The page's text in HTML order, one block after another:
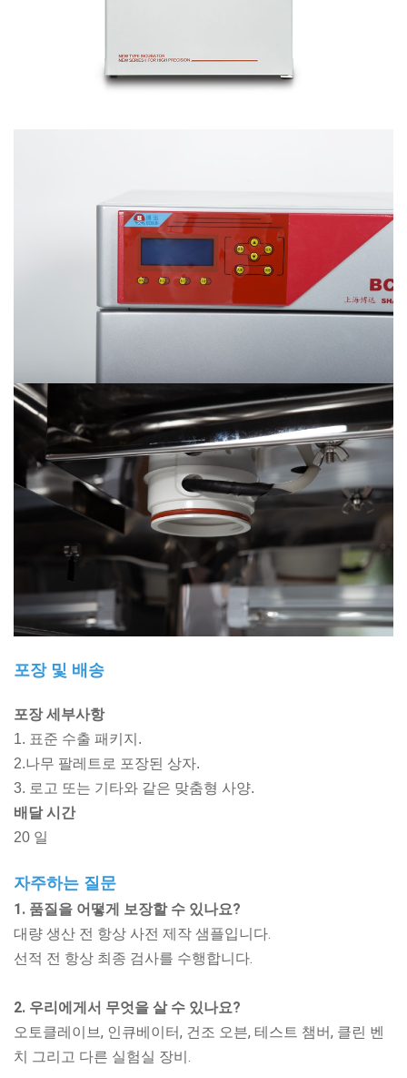
포장 및 배송
포장 세부사항
1. 표준 수출 패키지.
2.나무 팔레트로 포장된 상자.
3. 로고 또는 기타와 같은 맞춤형 사양.
배달 시간
20 일
자주하는 질문
1. 품질을 어떻게 보장할 수 있나요?
대량 생산 전 항상 사전 제작 샘플입니다.
선적 전 항상 최종 검사를 수행합니다.
2. 우리에게서 무엇을 살 수 있나요?
오토클레이브, 인큐베이터, 건조 오븐, 테스트 챔버, 클린 벤
치 그리고 다른 실험실 장비.